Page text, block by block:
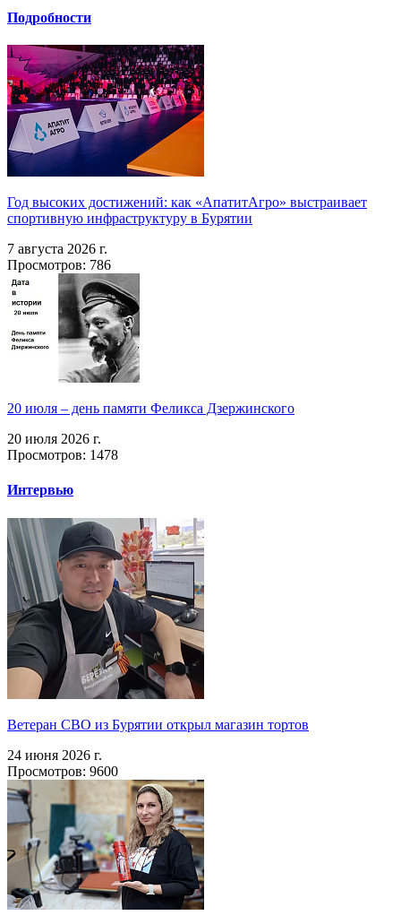
Подробности
Год высоких достижений: как «АпатитАгро» выстраивает
спортивную инфраструктуру в Бурятии
7 августа 2026 г.
Просмотров: 786
20 июля – день памяти Феликса Дзержинского
20 июля 2026 г.
Просмотров: 1478
Интервью
Ветеран СВО из Бурятии открыл магазин тортов
24 июня 2026 г.
Просмотров: 9600